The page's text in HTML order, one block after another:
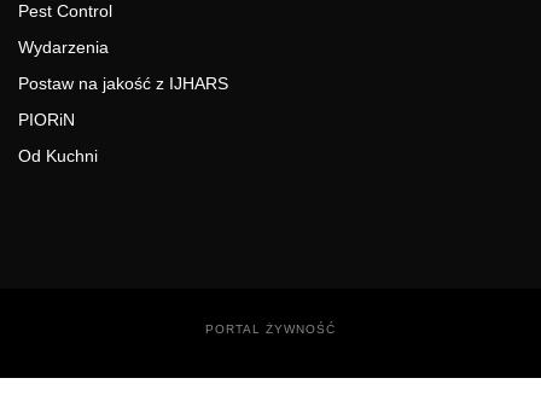
Pest Control
Wydarzenia
Postaw na jakość z IJHARS
PIORiN
Od Kuchni
PORTAL ŻYWNOŚĆ